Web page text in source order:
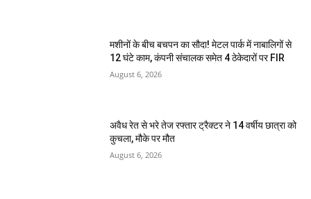
मशीनों के बीच बचपन का सौदा! मेटल पार्क में नाबालिगों से
12 घंटे काम, कंपनी संचालक समेत 4 ठेकेदारों पर FIR
August 6, 2026
अवैध रेत से भरे तेज रफ्तार ट्रैक्टर ने 14 वर्षीय छात्रा को
कुचला, मौके पर मौत
August 6, 2026